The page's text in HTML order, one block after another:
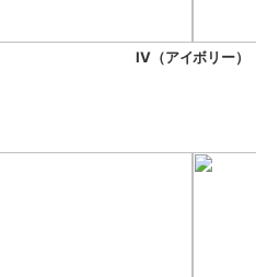
IV（アイボリー）